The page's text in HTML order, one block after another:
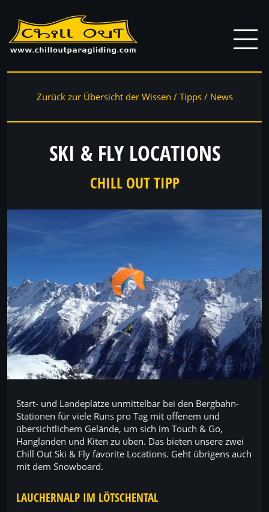
Zurück zur Übersicht der Wissen / Tipps / News
SKI & FLY LOCATIONS
CHILL OUT TIPP
Start- und Landeplätze unmittelbar bei den Bergbahn-
Stationen für viele Runs pro Tag mit offenem und
übersichtlichem Gelände, um sich im Touch & Go,
Hanglanden und Kiten zu üben. Das bieten unsere zwei
Chill Out Ski & Fly favorite Locations. Geht übrigens auch
mit dem Snowboard.
LAUCHERNALP IM LÖTSCHENTAL